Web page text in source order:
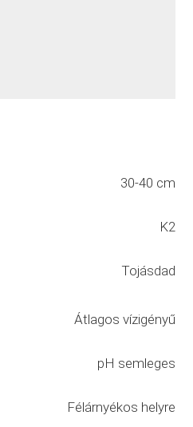
30-40 cm
K2
Tojásdad
Átlagos vízigényű
pH semleges
Félárnyékos helyre